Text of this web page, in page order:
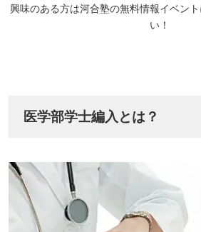
興味のある方は河合塾の無料情報イベン
い！
医学部学士編入とは？